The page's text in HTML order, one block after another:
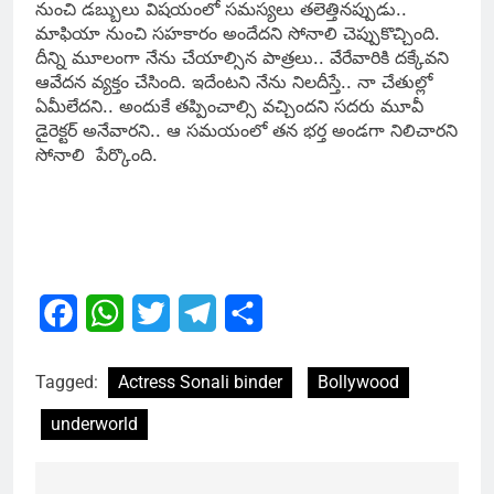
నుంచి డబ్బులు విషయంలో సమస్యలు తలెత్తినప్పుడు..
మాఫియా నుంచి సహకారం అందేదని సోనాలి చెప్పుకొచ్చింది.
దీన్ని మూలంగా నేను చేయాల్సిన పాత్రలు.. వేరేవారికి దక్కేవని
ఆవేదన వ్యక్తం చేసింది. ఇదేంటని నేను నిలదీస్తే.. నా చేతుల్లో
ఏమీలేదని.. అందుకే తప్పించాల్సి వచ్చిందని సదరు మూవీ
డైరెక్టర్ అనేవారని.. ఆ సమయంలో తన భర్త అండగా నిలిచారని
సోనాలి పేర్కొంది.
FacebookWhatsApp
Twitter Telegram
Tagged: Actress Sonali binder
Bollywood
underworld